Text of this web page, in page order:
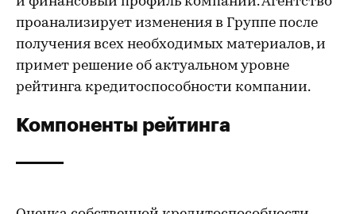
проанализирует изменения в Группе после
получения всех необходимых материалов, и
примет решение об актуальном уровне
рейтинга кредитоспособности компании.
Компоненты рейтинга